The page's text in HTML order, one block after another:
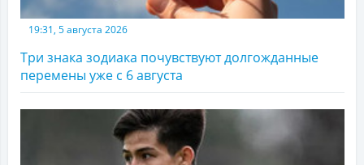
19:31, 5 августа 2026
Три знака зодиака почувствуют долгожданные
перемены уже с 6 августа